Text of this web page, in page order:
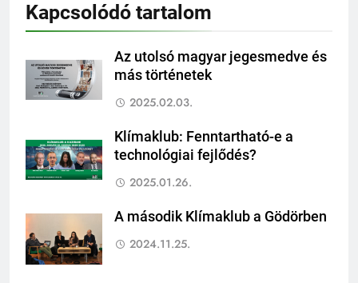
Kapcsolódó tartalom
Az utolsó magyar jegesmedve és
más történetek
2025.02.03.
Klímaklub: Fenntartható-e a
technológiai fejlődés?
2025.01.26.
A második Klímaklub a Gödörben
2024.11.25.